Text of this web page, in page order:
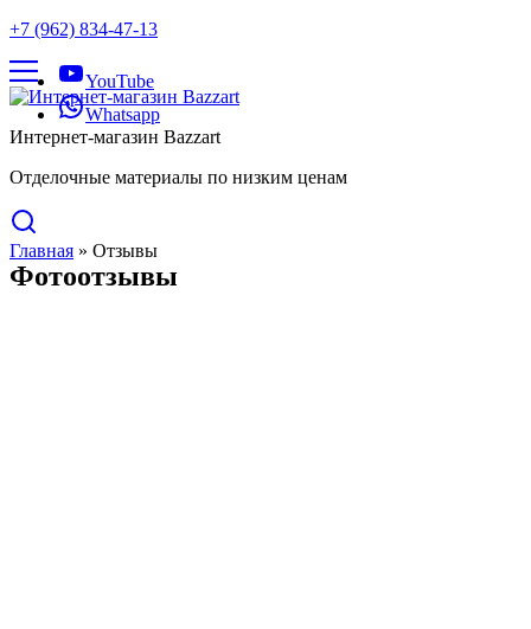
+7 (962) 834-47-13
YouTube
Whatsapp
Интернет-магазин Bazzart
Отделочные материалы по низким ценам
Главная » Отзывы
Фотоотзывы